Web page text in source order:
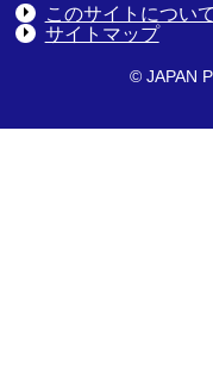
このサイトについて
サイトマップ
© JAPAN